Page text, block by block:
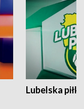
Lubelska piłka